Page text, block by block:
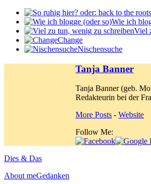
Wie ich
Viel
Change
Nischensuche
Tanja Banner
Tanja Banner (geb.
Redakteurin bei der
More Posts - Website
Follow Me:
Dies & Das
About meGedanken